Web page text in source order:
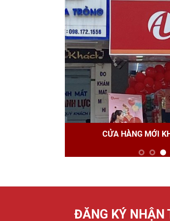
AGAMI
Số 87,
Hà Nội
Chỉ
AGAMI
Số 7,
Phương
Chỉ
CỬA HÀNG MỚI KHAI
ĐĂNG KÝ NHẬN